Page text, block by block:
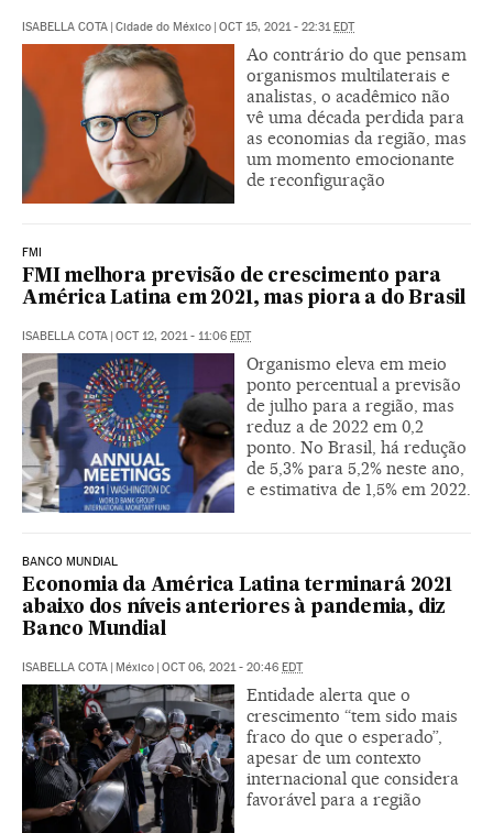
ISABELLA COTA | Cidade do México | OCT 15, 2021 - 22:31EDT
Ao contrário do que pensam
organismos multilaterais e
analistas, o acadêmico não
vê uma década perdida para
as economias da região, mas
um momento emocionante
de reconfiguração
FMI
FMI melhora previsão de crescimento para
América Latina em 2021, mas piora a do Brasil
ISABELLA COTA | OCT 12, 2021 - 11:06 EDT
Organismo eleva em meio
ponto percentual a previsão
de julho para a região, mas
reduz a de 2022 em 0,2
ponto. No Brasil, há redução
de 5,3% para 5,2% neste ano,
e estimativa de 1,5% em 2022.
BANCO MUNDIAL
Economia da América Latina terminará 2021
abaixo dos níveis anteriores à pandemia, diz
Banco Mundial
ISABELLA COTA | México | OCT 06, 2021 - 20:46 EDT
Entidade alerta que o
crescimento “tem sido mais
fraco do que o esperado”,
apesar de um contexto
internacional que considera
favorável para a região